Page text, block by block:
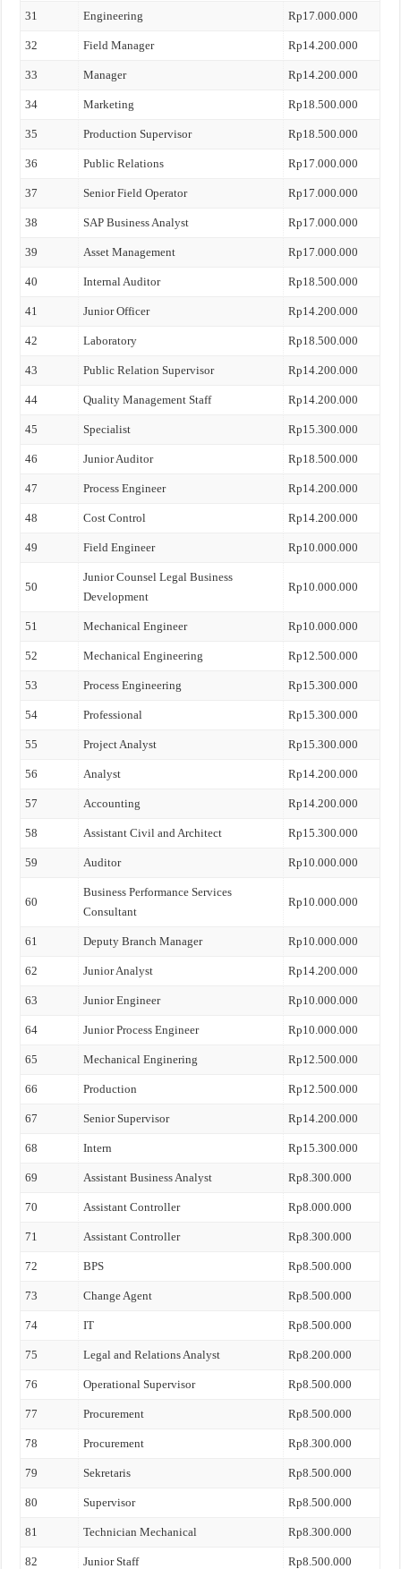
31 Engineering Rp17.000.000
32 Field Manager Rp14.200.000
33 Manager Rp14.200.000
34 Marketing Rp18.500.000
35 Production Supervisor Rp18.500.000
36 Public Relations Rp17.000.000
37 Senior Field Operator Rp17.000.000
38 SAP Business Analyst Rp17.000.000
39 Asset Management Rp17.000.000
40 Internal Auditor Rp18.500.000
41 Junior Officer Rp14.200.000
42 Laboratory Rp18.500.000
43 Public Relation Supervisor Rp14.200.000
44 Quality Management Staff Rp14.200.000
45 Specialist Rp15.300.000
46 Junior Auditor Rp18.500.000
47 Process Engineer Rp14.200.000
48 Cost Control Rp14.200.000
49 Field Engineer Rp10.000.000
50
Junior Counsel Legal Business
Development
Rp10.000.000
51 Mechanical Engineer Rp10.000.000
52 Mechanical Engineering Rp12.500.000
53 Process Engineering Rp15.300.000
54 Professional Rp15.300.000
55 Project Analyst Rp15.300.000
56 Analyst Rp14.200.000
57 Accounting Rp14.200.000
58 Assistant Civil and Architect Rp15.300.000
59 Auditor Rp10.000.000
60
Business Performance Services
Consultant
Rp10.000.000
61 Deputy Branch Manager Rp10.000.000
62 Junior Analyst Rp14.200.000
63 Junior Engineer Rp10.000.000
64 Junior Process Engineer Rp10.000.000
65 Mechanical Enginering Rp12.500.000
66 Production Rp12.500.000
67 Senior Supervisor Rp14.200.000
68 Intern Rp15.300.000
69 Assistant Business Analyst Rp8.300.000
70 Assistant Controller Rp8.000.000
71 Assistant Controller Rp8.300.000
72 BPS Rp8.500.000
73 Change Agent Rp8.500.000
74 IT Rp8.500.000
75 Legal and Relations Analyst Rp8.200.000
76 Operational Supervisor Rp8.500.000
77 Procurement Rp8.500.000
78 Procurement Rp8.300.000
79 Sekretaris Rp8.500.000
80 Supervisor Rp8.500.000
81 Technician Mechanical Rp8.300.000
82 Junior Staff Rp8.500.000